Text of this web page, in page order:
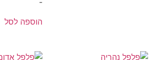
הוספה לסל